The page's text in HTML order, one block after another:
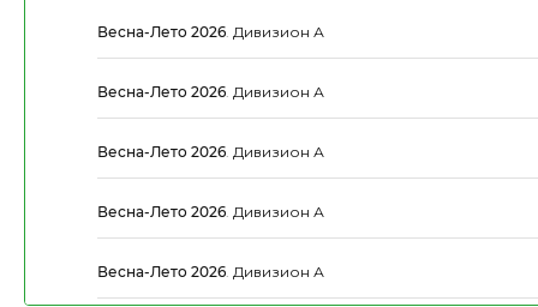
Весна-Лето 2026. Дивизион А
Весна-Лето 2026. Дивизион А
Весна-Лето 2026. Дивизион А
Весна-Лето 2026. Дивизион А
Весна-Лето 2026. Дивизион А